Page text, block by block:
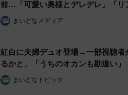
前…「可愛い奥様とデレデレ」「リ
まいどなメディア
紅白に夫婦デュオ登場→一部視聴者
るかと」「うちのオカンも勘違い」
まいどなトピック